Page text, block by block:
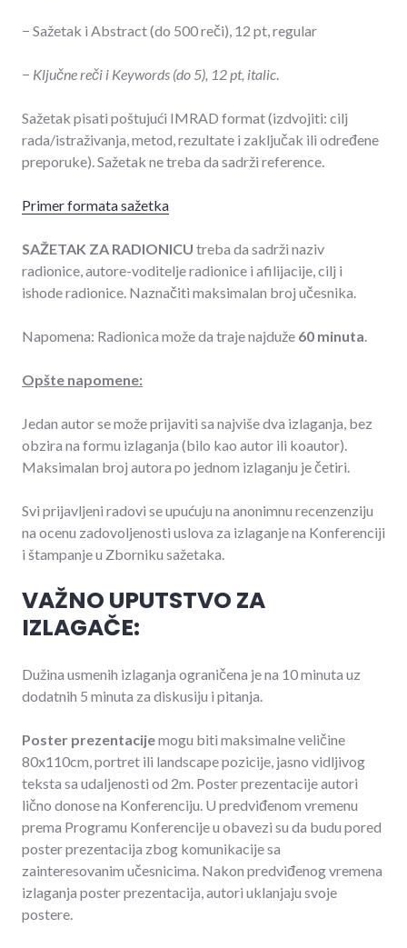
− Sažetak i Abstract (do 500 reči), 12 pt, regular
− Ključne reči i Keywords (do 5), 12 pt, italic.
Sažetak pisati poštujući IMRAD format (izdvojiti: cilj
rada/istraživanja, metod, rezultate i zaključak ili određene
preporuke). Sažetak ne treba da sadrži reference.
Primer formata sažetka
SAŽETAK ZA RADIONICU treba da sadrži naziv
radionice, autore-voditelje radionice i afilijacije, cilj i
ishode radionice. Naznačiti maksimalan broj učesnika.
Napomena: Radionica može da traje najduže 60 minuta.
Opšte napomene:
Jedan autor se može prijaviti sa najviše dva izlaganja, bez
obzira na formu izlaganja (bilo kao autor ili koautor).
Maksimalan broj autora po jednom izlaganju je četiri.
Svi prijavljeni radovi se upućuju na anonimnu recenzenziju
na ocenu zadovoljenosti uslova za izlaganje na Konferenciji
i štampanje u Zborniku sažetaka.
VAŽNO UPUTSTVO ZA
IZLAGAČE:
Dužina usmenih izlaganja ograničena je na 10 minuta uz
dodatnih 5 minuta za diskusiju i pitanja.
Poster prezentacijemogu biti maksimalne veličine
80x110cm, portret ili landscape pozicije, jasno vidljivog
teksta sa udaljenosti od 2m. Poster prezentacije autori
lično donose na Konferenciju. U predviđenom vremenu
prema Programu Konferencije u obavezi su da budu pored
poster prezentacija zbog komunikacije sa
zainteresovanim učesnicima. Nakon predviđenog vremena
izlaganja poster prezentacija, autori uklanjaju svoje
postere.